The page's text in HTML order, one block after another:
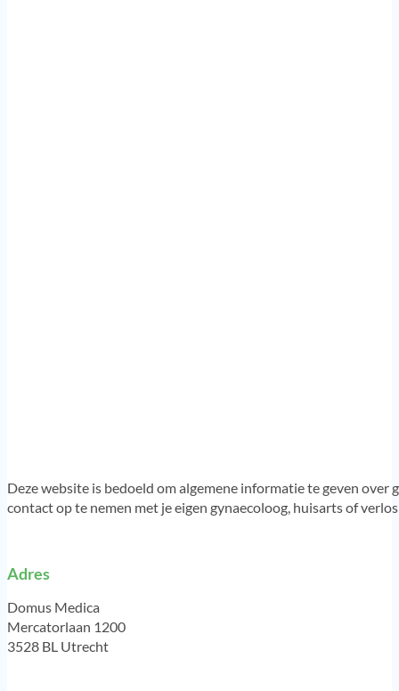
Deze website is bedoeld om algemene informatie te geven
contact op te nemen met je eigen gynaecoloog, huisarts of
Adres
Domus Medica
Mercatorlaan 1200
3528 BL Utrecht